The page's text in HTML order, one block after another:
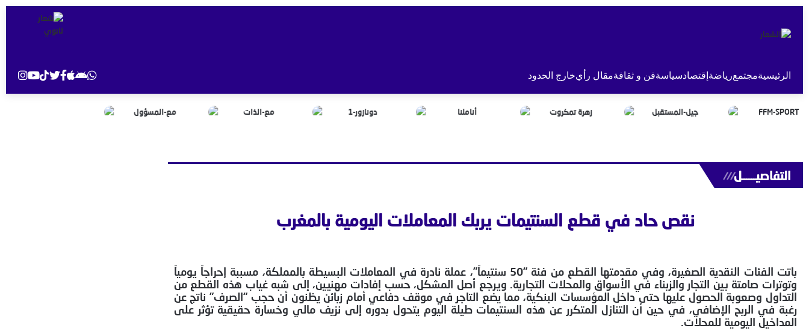
الرئيسيةمجتمعرياضة إقتصادسياسةفن و ثقافةمقال رأيخارج الحدود
التفاصيــــــل///
نقص حاد في قطع السنتيمات يربك المعاملات اليومية بالمغرب
باتت الفئات النقدية الصغيرة، وفي مقدمتها القطع من فئة “50 سنتيماً”، عملة نادرة في المعاملات البسيطة بالمملكة، مسببة إحراجاً يومياً
وتوترات صامتة بين التجار والزبناء في الأسواق والمحلات التجارية. ويرجع أصل المشكل، حسب إفادات مهنيين، إلى شبه غياب هذه القطع من
التداول وصعوبة الحصول عليها حتى داخل المؤسسات البنكية، مما يضع التاجر في موقف دفاعي أمام زبائن يظنون أن حجب “الصرف” ناتج عن
رغبة في الربح الإضافي، في حين أن التنازل المتكرر عن هذه السنتيمات طيلة اليوم يتحول بدوره إلى نزيف مالي وخسارة حقيقية تؤثر على
المداخيل اليومية للمحلات.